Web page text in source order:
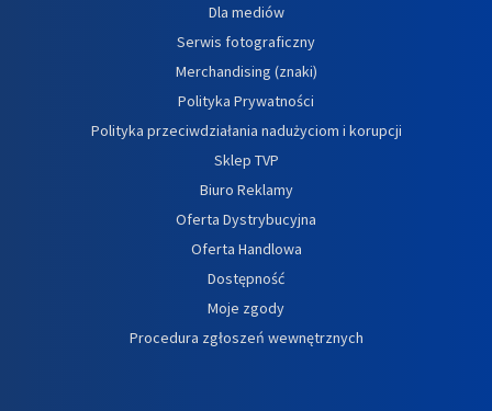
Dla mediów
Serwis fotograficzny
Merchandising (znaki)
Polityka Prywatności
Polityka przeciwdziałania nadużyciom i korupcji
Sklep TVP
Biuro Reklamy
Oferta Dystrybucyjna
Oferta Handlowa
Dostępność
Moje zgody
Procedura zgłoszeń wewnętrznych